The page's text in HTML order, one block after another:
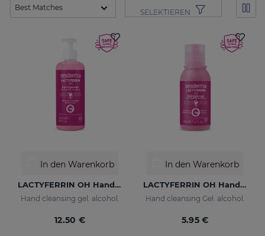
SELEKTIEREN
In den Warenkorb
LACTYFERRIN OH Hand Cleansing Gel 250ml
Hand cleansing gel. alcohol.
12.50 €
In den Warenkorb
LACTYFERRIN OH Hand Cleansing Gel 80ml
Hand cleansing Gel. alcohol.
5.95 €